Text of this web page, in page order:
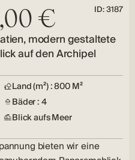
€ ID: 3187
modern gestaltete
auf den Archipel
Land (m²) : 800 M²
Bäder : 4
Blick aufs Meer
bieten wir eine